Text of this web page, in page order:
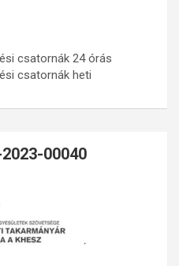
csatornák 24 órás
csatornák heti
00040